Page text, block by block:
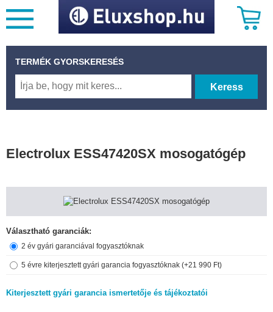
TERMÉK GYORSKERESÉS
Keress
Electrolux ESS47420SX mosogatógép
Választható garanciák:
2 év gyári garanciával fogyasztóknak
5 évre kiterjesztett gyári garancia fogyasztóknak (+21 990 Ft)
Kiterjesztett gyári garancia ismertetője és tájékoztatói